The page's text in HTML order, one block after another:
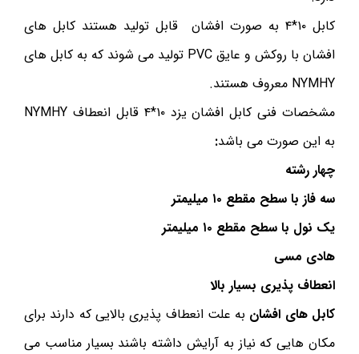
کابل ۱۰*۴ به صورت افشان قابل تولید هستند کابل های
افشان با روکش و عایق PVC تولید می شوند که به کابل های
NYMHY معروف هستند.
مشخصات فنی کابل افشان یزد ۱۰*۴ قابل انعطاف NYMHY
به این صورت می باشد:
چهار رشته
سه فاز با سطح مقطع ۱۰ میلیمتر
یک نول با سطح مقطع ۱۰ میلیمتر
هادی مسی
انعطاف پذیری بسیار بالا
کابل های افشان به علت انعطاف پذیری بالایی که دارند برای
مکان هایی که نیاز به آرایش داشته باشند بسیار مناسب می